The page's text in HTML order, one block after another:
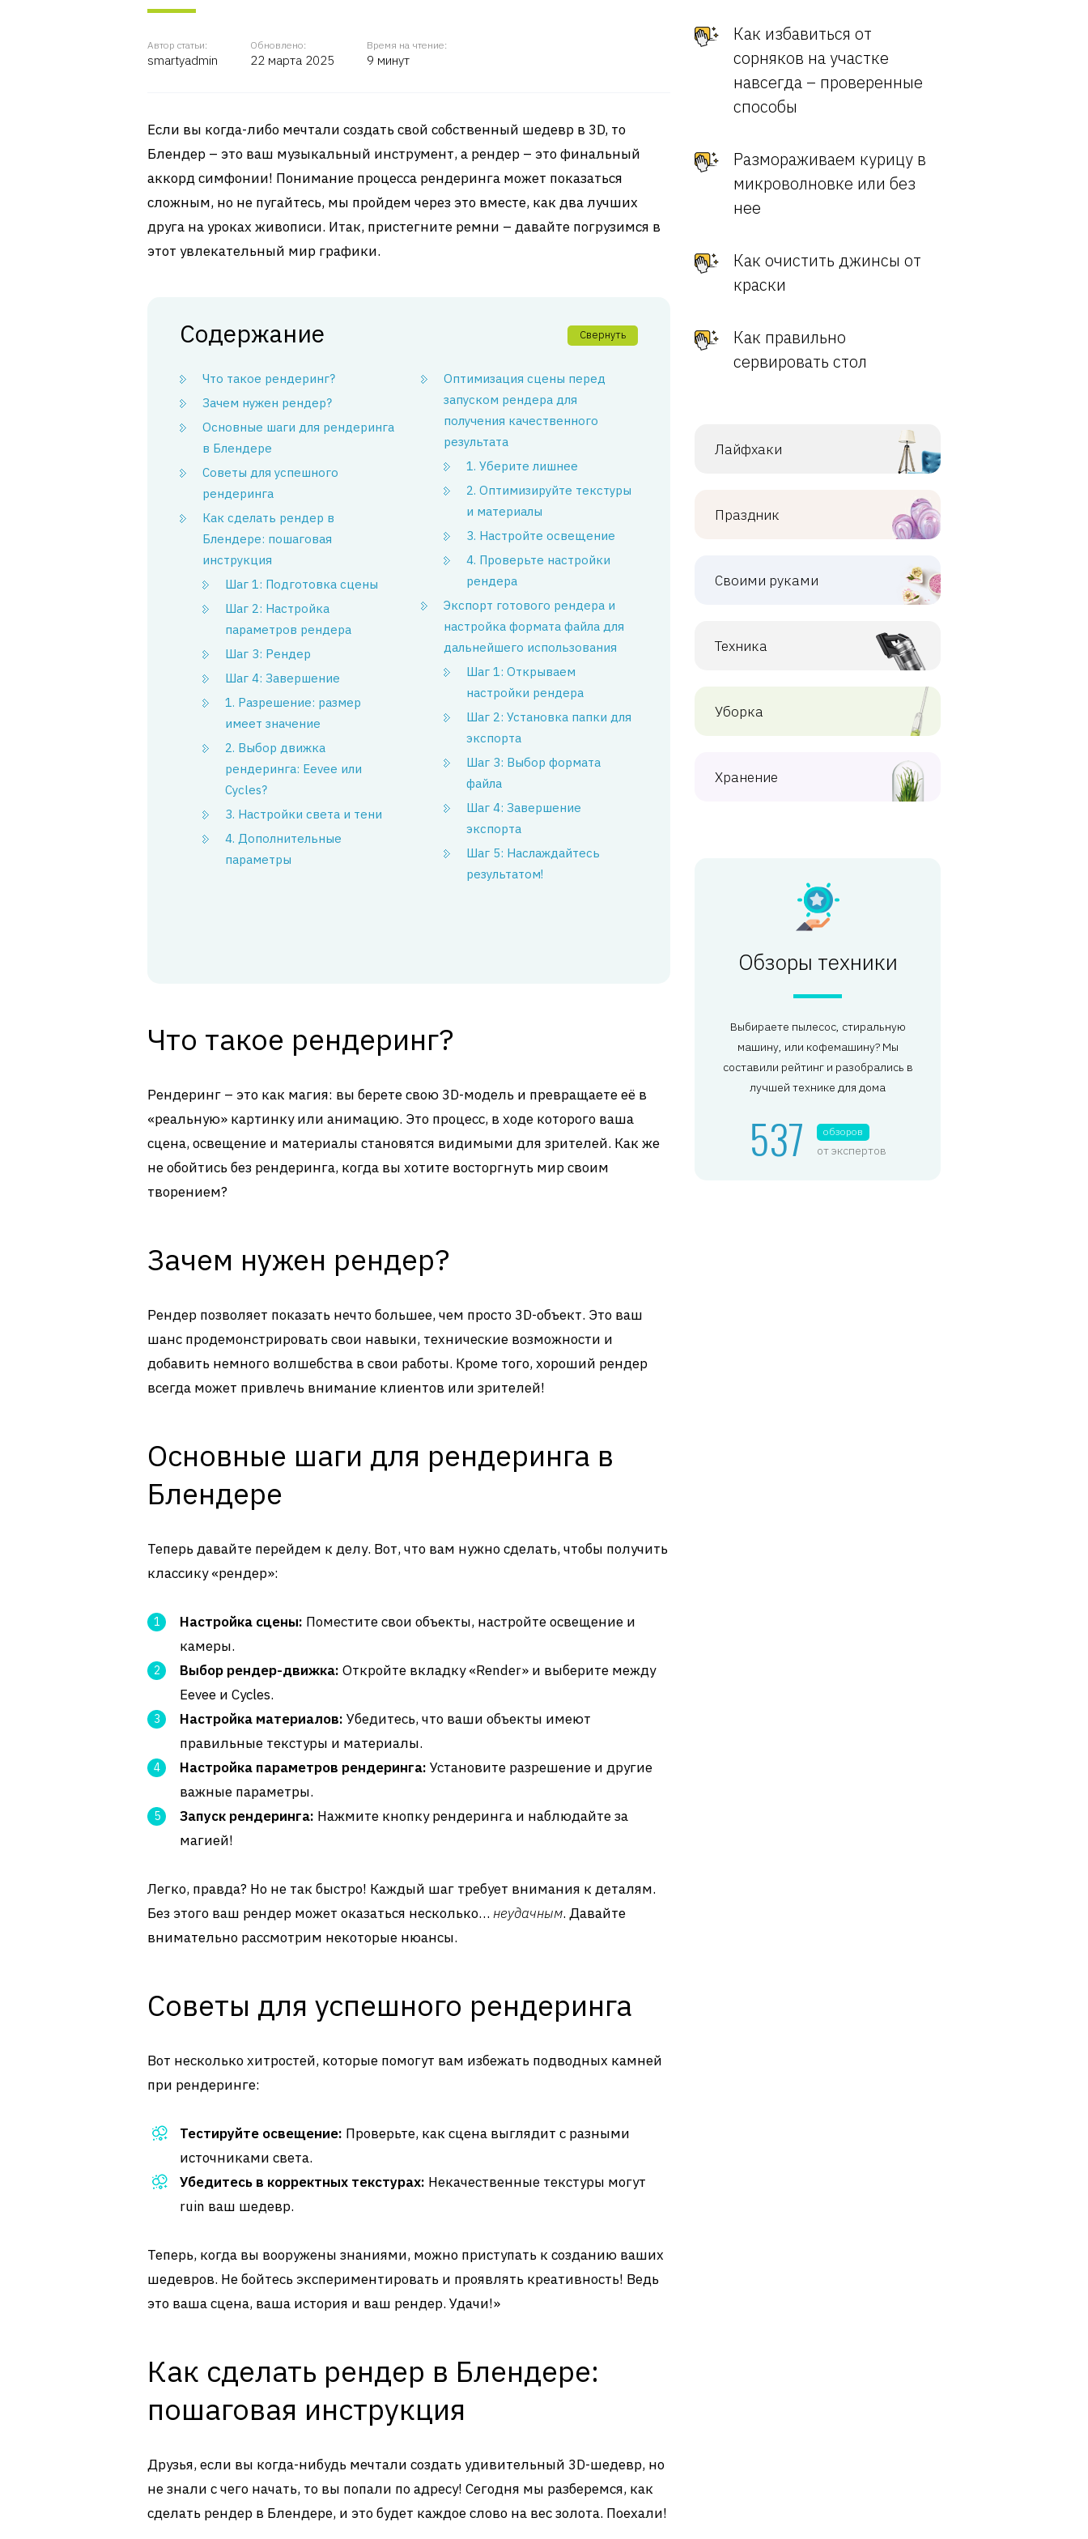
Автор статьи:
smartyadmin
Обновлено:
22 марта 2025
Время на чтение:
9 минут
Если вы когда-либо мечтали создать свой собственный шедевр в 3D, то
Блендер – это ваш музыкальный инструмент, а рендер – это финальный
аккорд симфонии! Понимание процесса рендеринга может показаться
сложным, но не пугайтесь, мы пройдем через это вместе, как два лучших
друга на уроках живописи. Итак, пристегните ремни – давайте погрузимся в
этот увлекательный мир графики.
Содержание Свернуть
Что такое рендеринг?
Зачем нужен рендер?
Основные шаги для рендеринга
в Блендере
Советы для успешного
рендеринга
Как сделать рендер в
Блендере: пошаговая
инструкция
Шаг 1: Подготовка сцены
Шаг 2: Настройка
параметров рендера
Шаг 3: Рендер
Шаг 4: Завершение
1. Разрешение: размер
имеет значение
2. Выбор движка
рендеринга: Eevee или
Cycles?
3. Настройки света и тени
4. Дополнительные
параметры
Оптимизация сцены перед
запуском рендера для
получения качественного
результата
1. Уберите лишнее
2. Оптимизируйте текстуры
и материалы
3. Настройте освещение
4. Проверьте настройки
рендера
Экспорт готового рендера и
настройка формата файла для
дальнейшего использования
Шаг 1: Открываем
настройки рендера
Шаг 2: Установка папки для
экспорта
Шаг 3: Выбор формата
файла
Шаг 4: Завершение
экспорта
Шаг 5: Наслаждайтесь
результатом!
Что такое рендеринг?
Рендеринг – это как магия: вы берете свою 3D-модель и превращаете её в
«реальную» картинку или анимацию. Это процесс, в ходе которого ваша
сцена, освещение и материалы становятся видимыми для зрителей. Как же
не обойтись без рендеринга, когда вы хотите восторгнуть мир своим
творением?
Зачем нужен рендер?
Рендер позволяет показать нечто большее, чем просто 3D-объект. Это ваш
шанс продемонстрировать свои навыки, технические возможности и
добавить немного волшебства в свои работы. Кроме того, хороший рендер
всегда может привлечь внимание клиентов или зрителей!
Основные шаги для рендеринга в
Блендере
Теперь давайте перейдем к делу. Вот, что вам нужно сделать, чтобы получить
классику «рендер»:
Настройка сцены: Поместите свои объекты, настройте освещение и
камеры.
Выбор рендер-движка: Откройте вкладку «Render» и выберите между
Eevee и Cycles.
Настройка материалов: Убедитесь, что ваши объекты имеют
правильные текстуры и материалы.
Настройка параметров рендеринга: Установите разрешение и другие
важные параметры.
Запуск рендеринга: Нажмите кнопку рендеринга и наблюдайте за
магией!
Легко, правда? Но не так быстро! Каждый шаг требует внимания к деталям.
Без этого ваш рендер может оказаться несколько… неудачным. Давайте
внимательно рассмотрим некоторые нюансы.
Советы для успешного рендеринга
Вот несколько хитростей, которые помогут вам избежать подводных камней
при рендеринге:
Тестируйте освещение: Проверьте, как сцена выглядит с разными
источниками света.
Убедитесь в корректных текстурах: Некачественные текстуры могут
ruin ваш шедевр.
Теперь, когда вы вооружены знаниями, можно приступать к созданию ваших
шедевров. Не бойтесь экспериментировать и проявлять креативность! Ведь
это ваша сцена, ваша история и ваш рендер. Удачи!»
Как сделать рендер в Блендере:
пошаговая инструкция
Друзья, если вы когда-нибудь мечтали создать удивительный 3D-шедевр, но
не знали с чего начать, то вы попали по адресу! Сегодня мы разберемся, как
сделать рендер в Блендере, и это будет каждое слово на вес золота. Поехали!
Как избавиться от
сорняков на участке
навсегда – проверенные
способы
Размораживаем курицу в
микроволновке или без
нее
Как очистить джинсы от
краски
Как правильно
сервировать стол
Лайфхаки
Праздник
Своими руками
Техника
Уборка
Хранение
Обзоры техники
Выбираете пылесос, стиральную
машину, или кофемашину? Мы
составили рейтинг и разобрались в
лучшей технике для дома
537 обзоров
от экспертов